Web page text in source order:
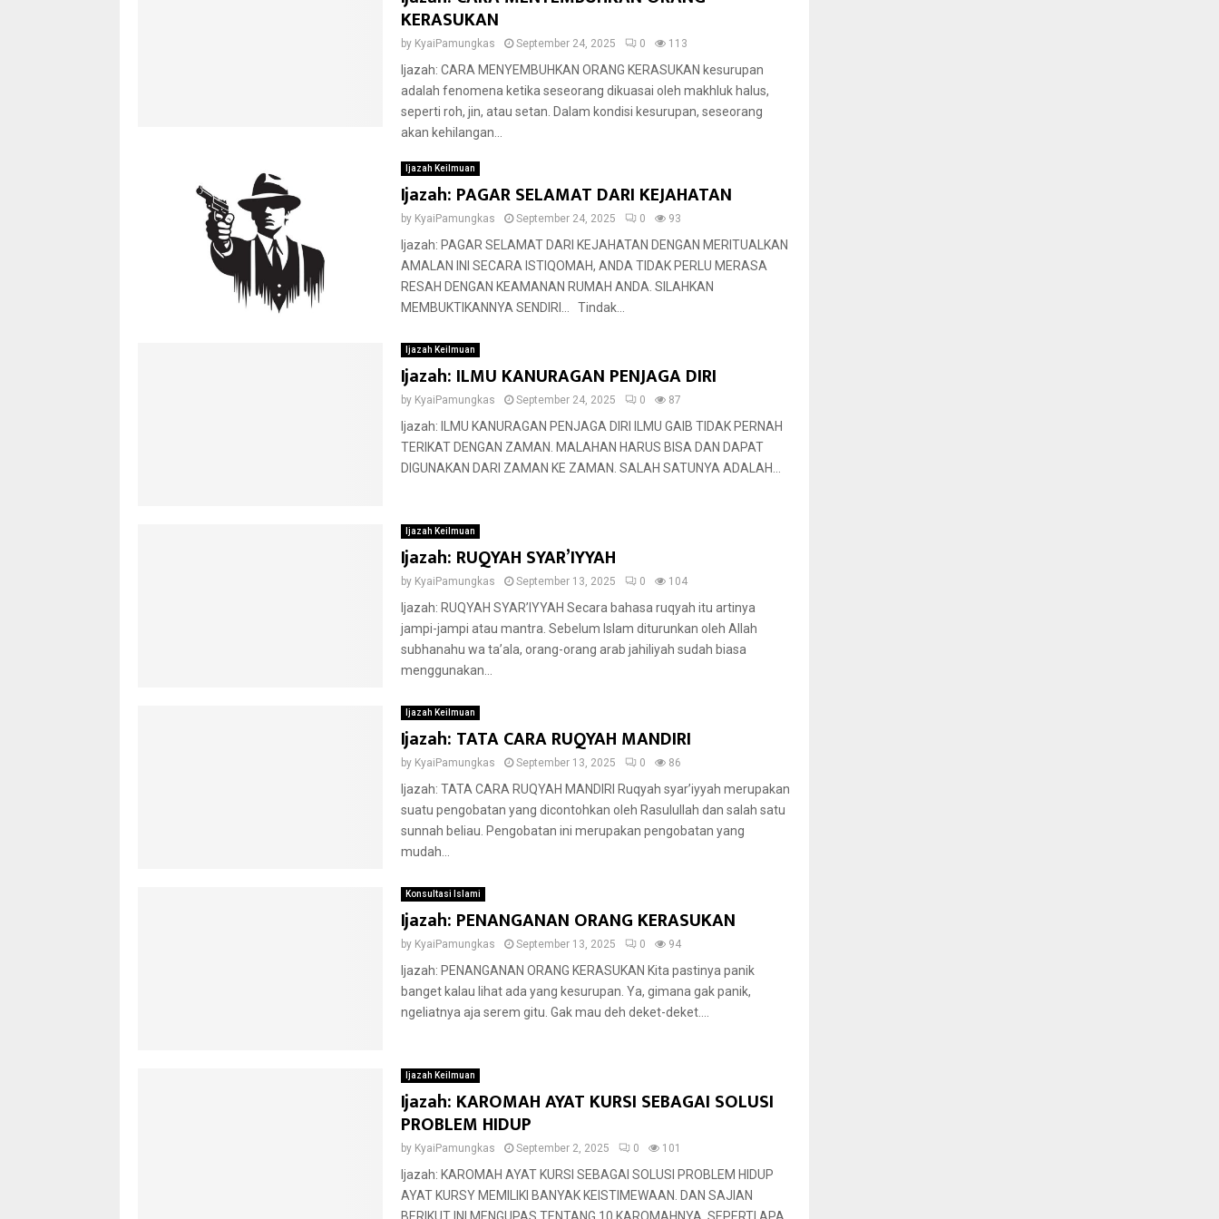
KERASUKAN
by KyaiPamungkas September 24, 2025 0 113
Ijazah: CARA MENYEMBUHKAN ORANG KERASUKAN kesurupan
adalah fenomena ketika seseorang dikuasai oleh makhluk halus,
seperti roh, jin, atau setan. Dalam kondisi kesurupan, seseorang
akan kehilangan...
Ijazah Keilmuan
Ijazah: PAGAR SELAMAT DARI KEJAHATAN
by KyaiPamungkas September 24, 2025 0 93
Ijazah: PAGAR SELAMAT DARI KEJAHATAN DENGAN MERITUALKAN
AMALAN INI SECARA ISTIQOMAH, ANDA TIDAK PERLU MERASA
RESAH DENGAN KEAMANAN RUMAH ANDA. SILAHKAN
MEMBUKTIKANNYA SENDIRI… Tindak...
Ijazah Keilmuan
Ijazah: ILMU KANURAGAN PENJAGA DIRI
by KyaiPamungkas September 24, 2025 0 87
Ijazah: ILMU KANURAGAN PENJAGA DIRI ILMU GAIB TIDAK PERNAH
TERIKAT DENGAN ZAMAN. MALAHAN HARUS BISA DAN DAPAT
DIGUNAKAN DARI ZAMAN KE ZAMAN. SALAH SATUNYA ADALAH...
Ijazah Keilmuan
Ijazah: RUQYAH SYAR’IYYAH
by KyaiPamungkas September 13, 2025 0 104
Ijazah: RUQYAH SYAR’IYYAH Secara bahasa ruqyah itu artinya
jampi-jampi atau mantra. Sebelum Islam diturunkan oleh Allah
subhanahu wa ta’ala, orang-orang arab jahiliyah sudah biasa
menggunakan...
Ijazah Keilmuan
Ijazah: TATA CARA RUQYAH MANDIRI
by KyaiPamungkas September 13, 2025 0 86
Ijazah: TATA CARA RUQYAH MANDIRI Ruqyah syar’iyyah merupakan
suatu pengobatan yang dicontohkan oleh Rasulullah dan salah satu
sunnah beliau. Pengobatan ini merupakan pengobatan yang
mudah...
Konsultasi Islami
Ijazah: PENANGANAN ORANG KERASUKAN
by KyaiPamungkas September 13, 2025 0 94
Ijazah: PENANGANAN ORANG KERASUKAN Kita pastinya panik
banget kalau lihat ada yang kesurupan. Ya, gimana gak panik,
ngeliatnya aja serem gitu. Gak mau deh deket-deket....
Ijazah Keilmuan
Ijazah: KAROMAH AYAT KURSI SEBAGAI SOLUSI
PROBLEM HIDUP
by KyaiPamungkas September 2, 2025 0 101
Ijazah: KAROMAH AYAT KURSI SEBAGAI SOLUSI PROBLEM HIDUP
AYAT KURSY MEMILIKI BANYAK KEISTIMEWAAN. DAN SAJIAN